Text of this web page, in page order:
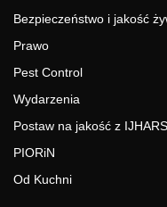
Bezpieczeństwo i jakość
Prawo
Pest Control
Wydarzenia
Postaw na jakość z IJHARS
PIORiN
Od Kuchni